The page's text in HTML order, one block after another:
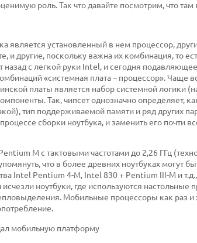
роль. Так что давайте посмотрим, что там
является установленный в нем процессор,
и другие, поскольку важна их комбинация, то
с легкой руки Intel, и сегодня
«системная плата – процессор». Чаще
платы является набор системной логики
Так, чипсет однозначно определяет,
тип поддерживаемой памяти и ряд других
сборки ноутбука, и заменить его почти
M с тактовыми частотами до 2,26 ГГц
что в более древних ноутбуках могут
Intel Pentium 4-M, Intel 830 + Pentium III-M и
ноутбуки, где используются настольные
Мобильные процессоры как раз и